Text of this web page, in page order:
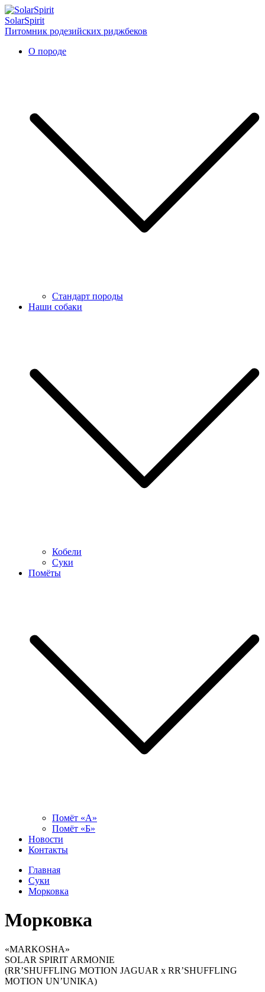
SolarSpirit
Питомник родезийских риджбеков
О породе
Стандарт породы
Наши собаки
Кобели
Суки
Помёты
Помёт «А»
Помёт «Б»
Новости
Контакты
Главная
Суки
Морковка
Морковка
«MARKOSHA»
SOLAR SPIRIT ARMONIE
(RR’SHUFFLING MOTION JAGUAR x RR’SHUFFLING
MOTION UN’UNIKA)